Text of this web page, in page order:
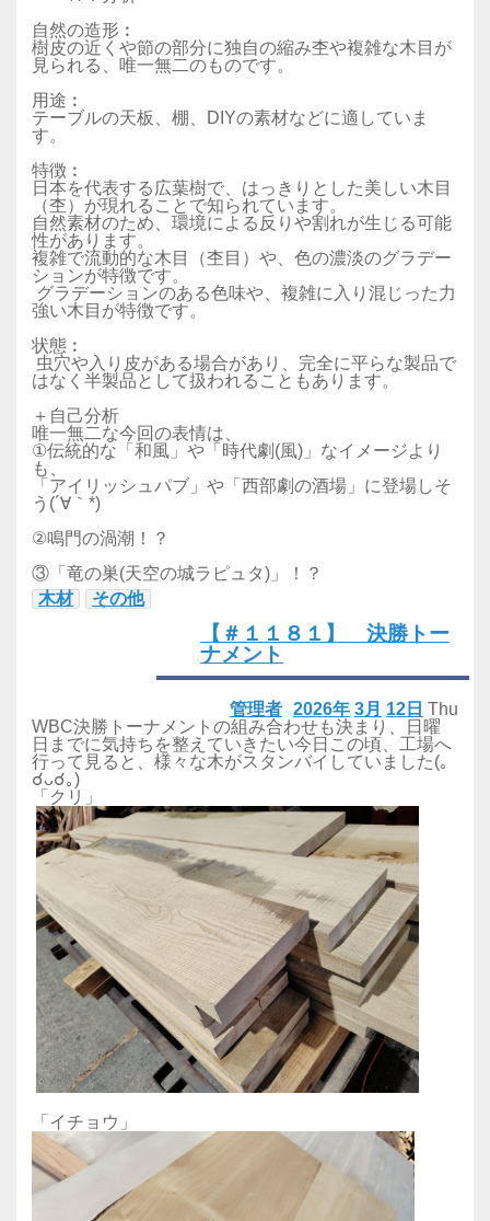
自然の造形︰
樹皮の近くや節の部分に独自の縮み杢や複雑な木目が
見られる、唯一無二のものです。
用途︰
テーブルの天板、棚、DIYの素材などに適していま
す。
特徴︰
日本を代表する広葉樹で、はっきりとした美しい木目
（杢）が現れることで知られています。
自然素材のため、環境による反りや割れが生じる可能
性があります。
複雑で流動的な木目（杢目）や、色の濃淡のグラデー
ションが特徴です。
グラデーションのある色味や、複雑に入り混じった力
強い木目が特徴です。
状態︰
虫穴や入り皮がある場合があり、完全に平らな製品で
はなく半製品として扱われることもあります。
＋自己分析
唯一無二な今回の表情は、
①伝統的な「和風」や「時代劇(風)」なイメージより
も、
「アイリッシュパブ」や「西部劇の酒場」に登場しそ
う(´∀｀*)
②鳴門の渦潮！？
③「竜の巣(天空の城ラピュタ)」！？
木材
その他
【＃１１８１】 決勝トー
ナメント
2026年 3月 12日 Thu
管理者
WBC決勝トーナメントの組み合わせも決まり、日曜
日までに気持ちを整えていきたい今日この頃、工場へ
行って見ると、様々な木がスタンバイしていました(｡
☌ᴗ☌｡)
「クリ」
「イチョウ」